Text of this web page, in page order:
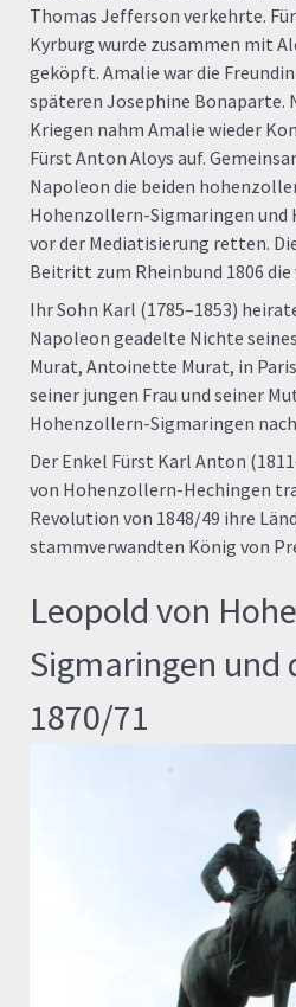
Thomas Jefferson verkehrte.
Kyrburg wurde zusammen mit
geköpft. Amalie war die
späteren Josephine Bonaparte.
Kriegen nahm Amalie wieder
Fürst Anton Aloys auf.
Napoleon die beiden
Hohenzollern-Sigmaringen
vor der Mediatisierung retten.
Beitritt zum Rheinbund 1806
Ihr Sohn Karl (1785–1853)
Napoleon geadelte Nichte
Murat, Antoinette Murat, in
seiner jungen Frau und seiner
Hohenzollern-Sigmaringen
Der Enkel Fürst Karl Anton
von Hohenzollern-Hechingen
Revolution von 1848/49 ihre
stammverwandten König von
Leopold von
Sigmaringen und
1870/71